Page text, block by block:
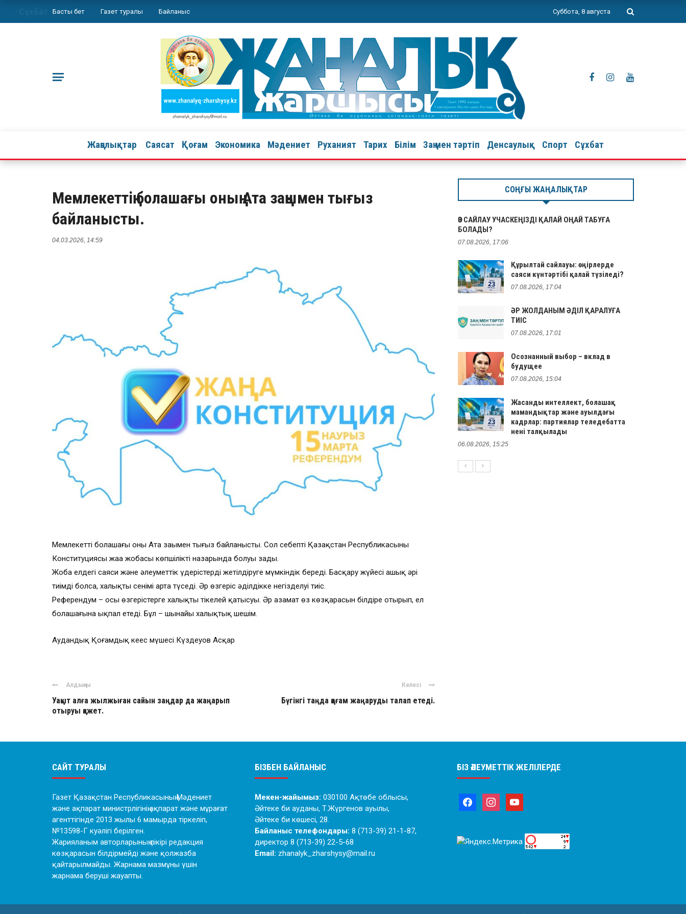
Басты бет Газет туралы Байланыс Суббота, 8 августа
Жаңалықтар Саясат Қоғам Экономика Мәдениет Руханият Тарих Білім Заң мен тәртіп Денсаулық Спорт Сұхбат
Мемлекеттің болашағы оның Ата заңымен тығыз
байланысты.
04.03.2026, 14:59
Мемлекеттің болашағы оның Ата заңымен тығыз байланысты. Сол себепті Қазақстан Республикасының
Конституциясы жаңа жобасы көпшіліктің назарында болуы заңды.
Жоба елдегі саяси және әлеуметтік үдерістерді жетілдіруге мүмкіндік береді. Басқару жүйесі ашық әрі
тиімді болса, халықтың сенімі арта түседі. Әр өзгеріс әділдікке негізделуі тиіс.
Референдум – осы өзгерістерге халықтың тікелей қатысуы. Әр азамат өз көзқарасын білдіре отырып, ел
болашағына ықпал етеді. Бұл – шынайы халықтық шешім.
Аудандық Қоғамдық кеңес мүшесі Күздеуов Асқар
Алдыңғы
Уақыт алға жылжыған сайын заңдар да жаңарып
отыруы қажет.
Келесі
Бүгінгі таңда қоғам жаңаруды талап етеді.
СОҢҒЫ ЖАҢАЛЫҚТАР
ӨЗ САЙЛАУ УЧАСКЕҢІЗДІ ҚАЛАЙ ОҢАЙ ТАБУҒА
БОЛАДЫ?
07.08.2026, 17:06
Құрылтай сайлауы: өңірлерде
саяси күнтәртібі қалай түзіледі?
07.08.2026, 17:04
ӘР ЖОЛДАНЫМ ӘДІЛ ҚАРАЛУҒА
ТИІС
07.08.2026, 17:01
Осознанный выбор – вклад в
будущее
07.08.2026, 15:04
Жасанды интеллект, болашақ
мамандықтар және ауылдағы
кадрлар: партиялар теледебатта
нені талқылады
06.08.2026, 15:25
САЙТ ТУРАЛЫ
Газет Қазақстан Республикасының Мәдениет
және ақпарат министрлігінің ақпарат және мұрағат
агенттігінде 2013 жылы 6 мамырда тіркеліп,
№13598-Г куәлігі берілген.
Жарияланым авторларының пікірі редакция
көзқарасын білдірмейді және қолжазба
қайтарылмайды. Жарнама мазмұны үшін
жарнама беруші жауапты.
БІЗБЕН БАЙЛАНЫС
Мекен-жайымыз: 030100 Ақтөбе облысы,
Әйтеке би ауданы, Т.Жүргенов ауылы,
Әйтеке би көшесі, 28.
Байланыс телефондары: 8 (713-39) 21-1-87,
директор 8 (713-39) 22-5-68
Email: zhanalyk_zharshysy@mail.ru
БІЗ ӘЛЕУМЕТТІК ЖЕЛІЛЕРДЕ